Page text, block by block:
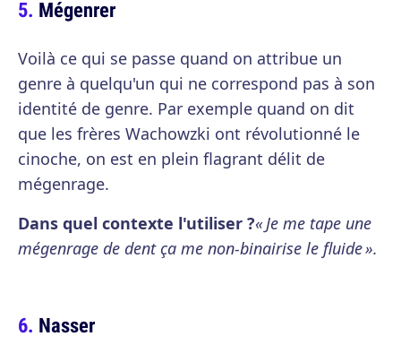
Mégenrer
Voilà ce qui se passe quand on attribue un
genre à quelqu'un qui ne correspond pas à son
identité de genre. Par exemple quand on dit
que les frères Wachowzki ont révolutionné le
cinoche, on est en plein flagrant délit de
mégenrage.
Dans quel contexte l'utiliser ?« Je me tape une
mégenrage de dent ça me non-binairise le fluide ».
Nasser